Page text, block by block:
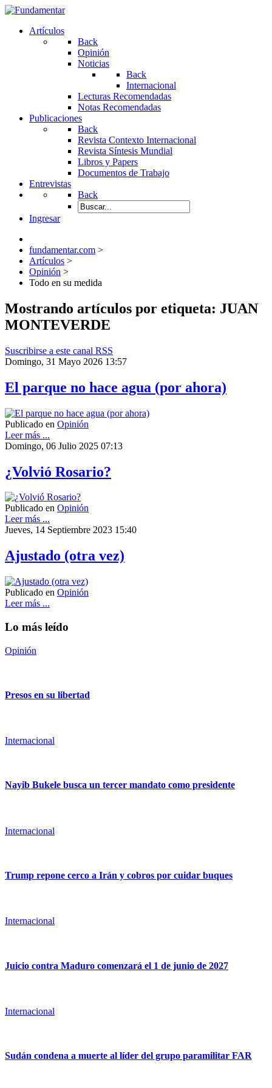
Artículos
Back
Opinión
Noticias
Back
Internacional
Lecturas Recomendadas
Notas Recomendadas
Publicaciones
Back
Revista Contexto Internacional
Revista Síntesis Mundial
Libros y Papers
Documentos de Trabajo
Entrevistas
Back
Ingresar
fundamentar.com >
Artículos >
Opinión >
Todo en su medida
Mostrando artículos por etiqueta: JUAN
MONTEVERDE
Suscribirse a este canal RSS
Domingo, 31 Mayo 2026 13:57
El parque no hace agua (por ahora)
Publicado en Opinión
Leer más ...
Domingo, 06 Julio 2025 07:13
¿Volvió Rosario?
Publicado en Opinión
Leer más ...
Jueves, 14 Septiembre 2023 15:40
Ajustado (otra vez)
Publicado en Opinión
Leer más ...
Lo más leído
Opinión
Presos en su libertad
Internacional
Nayib Bukele busca un tercer mandato como presidente
Internacional
Trump repone cerco a Irán y cobros por cuidar buques
Internacional
Juicio contra Maduro comenzará el 1 de junio de 2027
Internacional
Sudán condena a muerte al líder del grupo paramilitar FAR